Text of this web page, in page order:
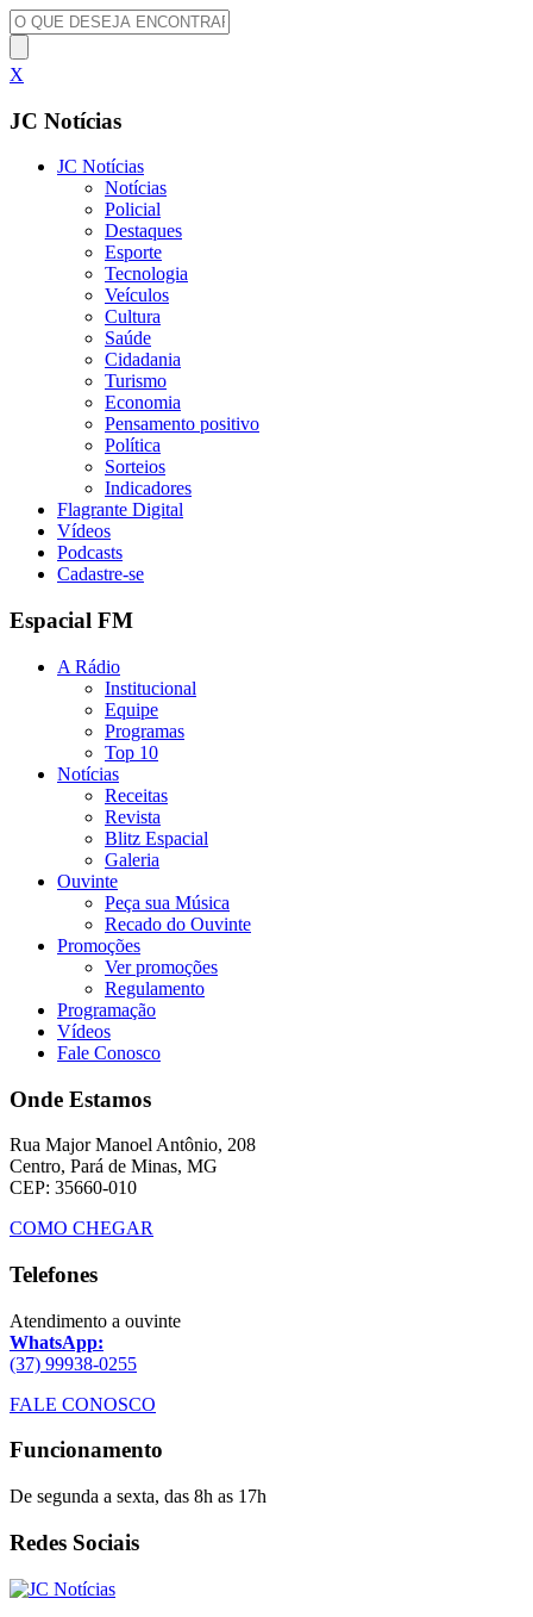
X
JC Notícias
JC Notícias
Notícias
Policial
Destaques
Esporte
Tecnologia
Veículos
Cultura
Saúde
Cidadania
Turismo
Economia
Pensamento positivo
Política
Sorteios
Indicadores
Flagrante Digital
Vídeos
Podcasts
Cadastre-se
Espacial FM
A Rádio
Institucional
Equipe
Programas
Top 10
Notícias
Receitas
Revista
Blitz Espacial
Galeria
Ouvinte
Peça sua Música
Recado do Ouvinte
Promoções
Ver promoções
Regulamento
Programação
Vídeos
Fale Conosco
Onde Estamos
Rua Major Manoel Antônio, 208
Centro, Pará de Minas, MG
CEP: 35660-010
COMO CHEGAR
Telefones
Atendimento a ouvinte
WhatsApp:
(37) 99938-0255
FALE CONOSCO
Funcionamento
De segunda a sexta, das 8h as 17h
Redes Sociais